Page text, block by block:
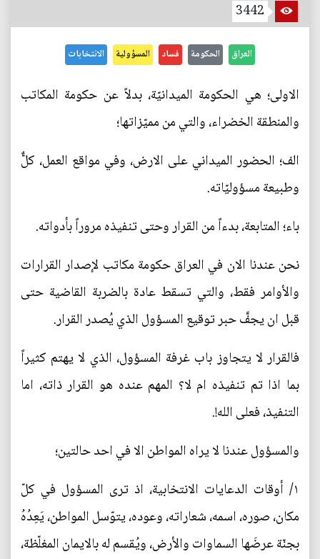
3442
العراق الحكومة فساد المسؤولية الانتخابات
الاولى؛ هي الحكومة الميدانيّة، بدلاً عن حكومة المكاتب
والمنطقة الخضراء، والتي من مميّزاتها؛
الف؛ الحضور الميداني على الارض، وفي مواقع العمل، كلٌّ
وطبيعة مسؤوليّاته.
باء؛ المتابعة، بدءاً من القرار وحتى تنفيذه مروراً بأدواته.
نحن عندنا الان في العراق حكومة مكاتب لإصدار القرارات
والأوامر فقط، والتي تسقط عادة بالضربة القاضية حتى
قبل ان يجفَّ حبر توقيع المسؤول الذي يُصدر القرار.
فالقرار لا يتجاوز باب غرفة المسؤول، الذي لا يهتم كثيراً
بما اذا تم تنفيذه ام لا؟ المهم عنده هو القرار ذاته، اما
التنفيذ، فعلى الله!.
والمسؤول عندنا لا يراه المواطن الا في احد حالتين؛
١/ أوقات الدعايات الانتخابية، اذ ترى المسؤول في كلّ
مكان، صوره، اسمه، شعاراته، وعوده، يتوّسل المواطن، يَعِدُهُ
بجنّة عرضَها السماوات والأرض، ويُقسم له بالايمان المغلّظة،